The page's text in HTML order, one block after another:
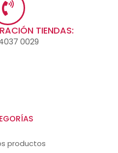
TIENDAS:
0029
productos